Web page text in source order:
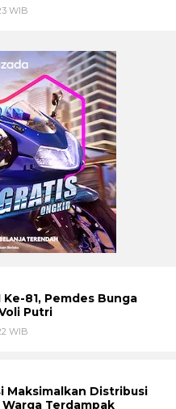
WIB
Ke-81, Pemdes Bunga
Putri
WIB
Maksimalkan Distribusi
Terdampak